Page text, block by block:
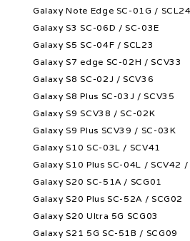
Galaxy Note Edge SC-01G / SCL24
Galaxy S3 SC-06D / SC-03E
Galaxy S5 SC-04F / SCL23
Galaxy S7 edge SC-02H / SCV33
Galaxy S8 SC-02J / SCV36
Galaxy S8 Plus SC-03J / SCV35
Galaxy S9 SCV38 / SC-02K
Galaxy S9 Plus SCV39 / SC-03K
Galaxy S10 SC-03L / SCV41
Galaxy S10 Plus SC-04L / SCV42
Galaxy S20 SC-51A / SCG01
Galaxy S20 Plus SC-52A / SCG02
Galaxy S20 Ultra 5G SCG03
Galaxy S21 5G SC-51B / SCG09